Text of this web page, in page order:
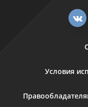
Условия